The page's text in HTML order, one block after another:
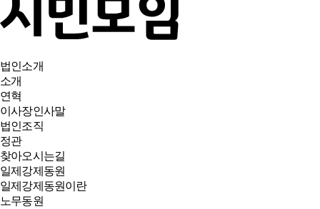
법인소개
소개
연혁
이사장인사말
법인조직
정관
찾아오시는길
일제강제동원
일제강제동원이란
노무동원